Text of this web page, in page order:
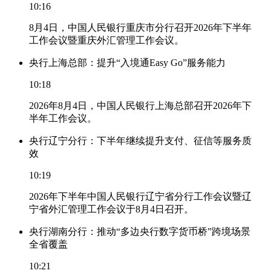
10:16
8月4日，中国人民银行重庆市分行召开2026年下半年
工作会议暨重庆外汇管理工作会议。
央行上海总部：提升“入境通Easy Go”服务能力
10:18
2026年8月4日，中国人民银行上海总部召开2026年下
半年工作会议。
央行辽宁分行：下半年继续提升支付、征信等服务质
效
10:19
2026年下半年中国人民银行辽宁省分行工作会议暨辽
宁省外汇管理工作会议于8月4日召开。
央行湖南分行：推动“多边央行数字货币桥”跨境场景
全省覆盖
10:21